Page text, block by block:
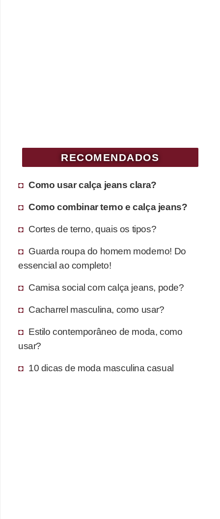
RECOMENDADOS
Como usar calça jeans clara?
Como combinar terno e calça jeans?
Cortes de terno, quais os tipos?
Guarda roupa do homem moderno! Do
essencial ao completo!
Camisa social com calça jeans, pode?
Cacharrel masculina, como usar?
Estilo contemporâneo de moda, como
usar?
10 dicas de moda masculina casual